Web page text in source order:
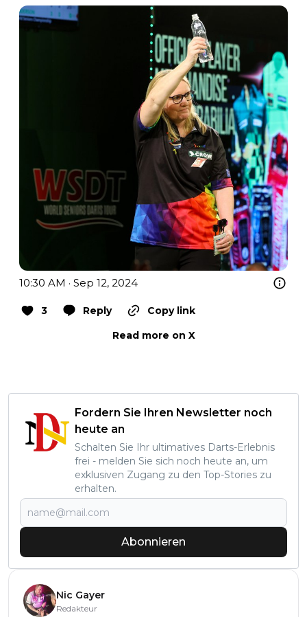
10:30 AM · Sep 12, 2024
3 Reply
Copy link
Read more on X
Fordern Sie Ihren Newsletter noch
heute an
Schalten Sie Ihr ultimatives Darts-Erlebnis
frei - melden Sie sich noch heute an, um
exklusiven Zugang zu den Top-Stories zu
erhalten.
Abonnieren
Nic Gayer
Redakteur